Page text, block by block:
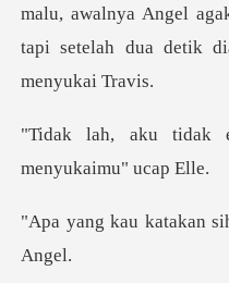
awalnya Angel
tapi setelah
n